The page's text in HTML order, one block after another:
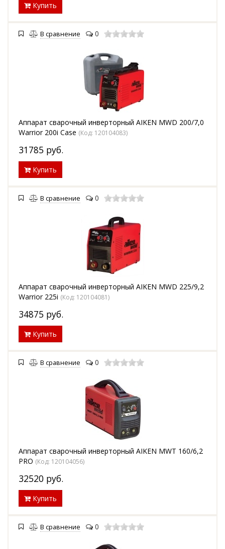
Купить
В сравнение 0
Аппарат сварочный инверторный AIKEN MWD 200/7,0
Warrior 200i Case (Код: 120104083)
31785 руб.
Купить
В сравнение 0
Аппарат сварочный инверторный AIKEN MWD 225/9,2
Warrior 225i (Код: 120104081)
34875 руб.
Купить
В сравнение 0
Аппарат сварочный инверторный AIKEN MWT 160/6,2
PRO (Код: 120104056)
32520 руб.
Купить
В сравнение 0